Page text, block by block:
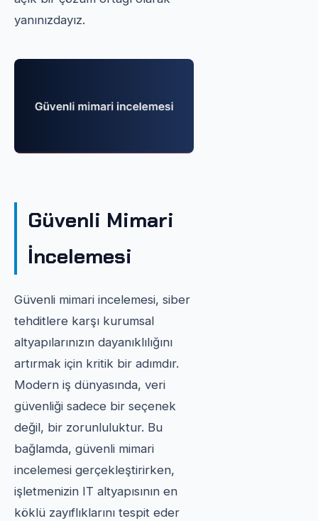
yanınızdayız.
Güvenli Mimari
İncelemesi
Güvenli mimari incelemesi, siber
tehditlere karşı kurumsal
altyapılarınızın dayanıklılığını
artırmak için kritik bir adımdır.
Modern iş dünyasında, veri
güvenliği sadece bir seçenek
değil, bir zorunluluktur. Bu
bağlamda, güvenli mimari
incelemesi gerçekleştirirken,
işletmenizin IT altyapısının en
köklü zayıflıklarını tespit eder